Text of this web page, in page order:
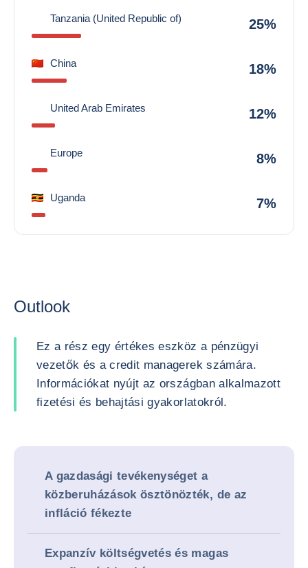
Tanzania (United Republic of) 25%
China 18%
United Arab Emirates 12%
Europe 8%
Uganda 7%
Outlook
Ez a rész egy értékes eszköz a pénzügyi
vezetők és a credit managerek számára.
Információkat nyújt az országban alkalmazott
fizetési és behajtási gyakorlatokról.
A gazdasági tevékenységet a
közberuházások ösztönözték, de az
infláció fékezte
Expanzív költségvetés és magas